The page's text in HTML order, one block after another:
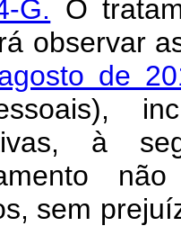
G. O
observar
de
à
sem